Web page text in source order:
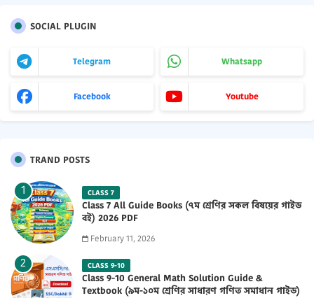
SOCIAL PLUGIN
Telegram Whatsapp
Facebook Youtube
TRAND POSTS
CLASS 7
Class 7 All Guide Books (৭ম শ্রেণির সকল বিষয়ের গাইড
বই) 2026 PDF
February 11, 2026
CLASS 9-10
Class 9-10 General Math Solution Guide &
Textbook (৯ম-১০ম শ্রেণির সাধারণ গণিত সমাধান গাইড)